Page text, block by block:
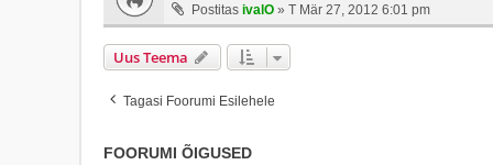
Postitas ivalO » T Mär 27, 2012 6:01 pm
Uus Teema
Tagasi Foorumi Esilehele
FOORUMI ÕIGUSED